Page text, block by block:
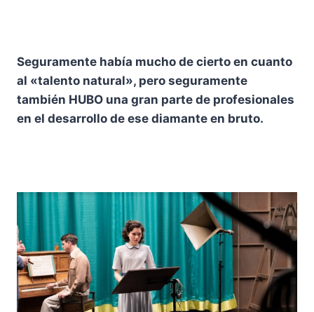
Seguramente había mucho de cierto en cuanto
al «talento natural», pero seguramente
también HUBO una gran parte de profesionales
en el desarrollo de ese diamante en bruto.